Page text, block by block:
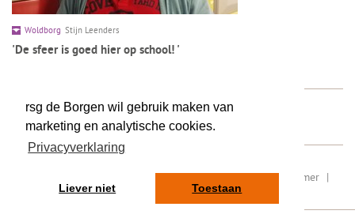
rsg de Borgen wil gebruik maken van
marketing en analytische cookies.
Privacyverklaring
Liever niet Toestaan
Woldborg Stijn Leenders
'De sfeer is goed hier op school! '
LEES MEER ERVARINGEN >
RSIN/ fiscaal nummer: 8077.87.000 | Sitemap | Disclaimer |
Contact